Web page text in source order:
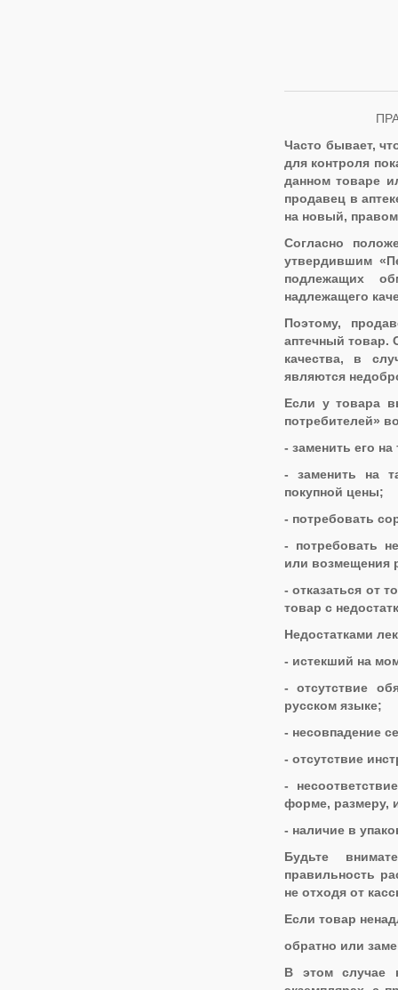
Часто бывает,
для контроля
данном товаре
продавец в
на новый,
Согласно
утвердившим
подлежащих
надлежащего
Поэтому,
аптечный товар.
качества, в
являются
Если у товара
потребителей»
- заменить его
- заменить на
покупной цены;
- потребовать
- потребовать
или возмещения
- отказаться от
товар с
Недостатками
- истекший на
- отсутствие
русском языке;
- несовпадение
- отсутствие
-
форме, размеру,
- наличие в
Будьте
правильность
не отходя от
Если товар
обратно или
В этом случае